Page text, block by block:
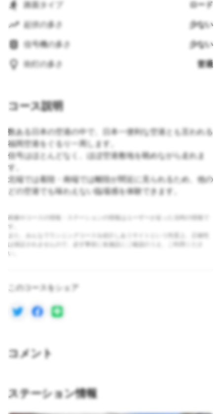
路面タイプ ロード
起伏の多さ 少ない
信号機の多さ 少ない
街灯の多さ 普通
コース説明
数ある日本の空港の中で、日本一便利な空港とも言われる
福岡空港をぐるり一周します。
信号はほとんどなく、ほぼ空港敷地を眺めながら走れま
す。
北端では着陸・南端では離陸が間近に見られるため、他の
どの空港でも味わえない臨場感を体験できます。
画像やコースの情報・ステーションの情報はユーザーが走った当時の情報で
す。
また、みんなでランニングコースを紹介しあうサイトという性質上、正確性
は保証されませんので、必ず事前に各施設にご確認のうえ、ご利用くださ
い。
このコースをシェア
コメント
ステーション情報